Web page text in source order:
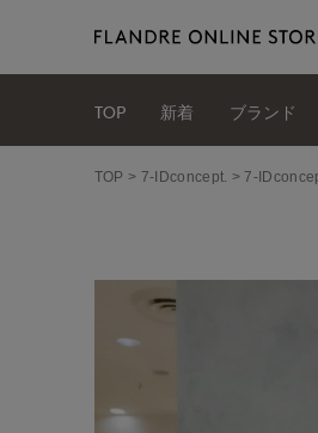
TOP 新着 ブランド
TOP 7-IDconcept. 7-